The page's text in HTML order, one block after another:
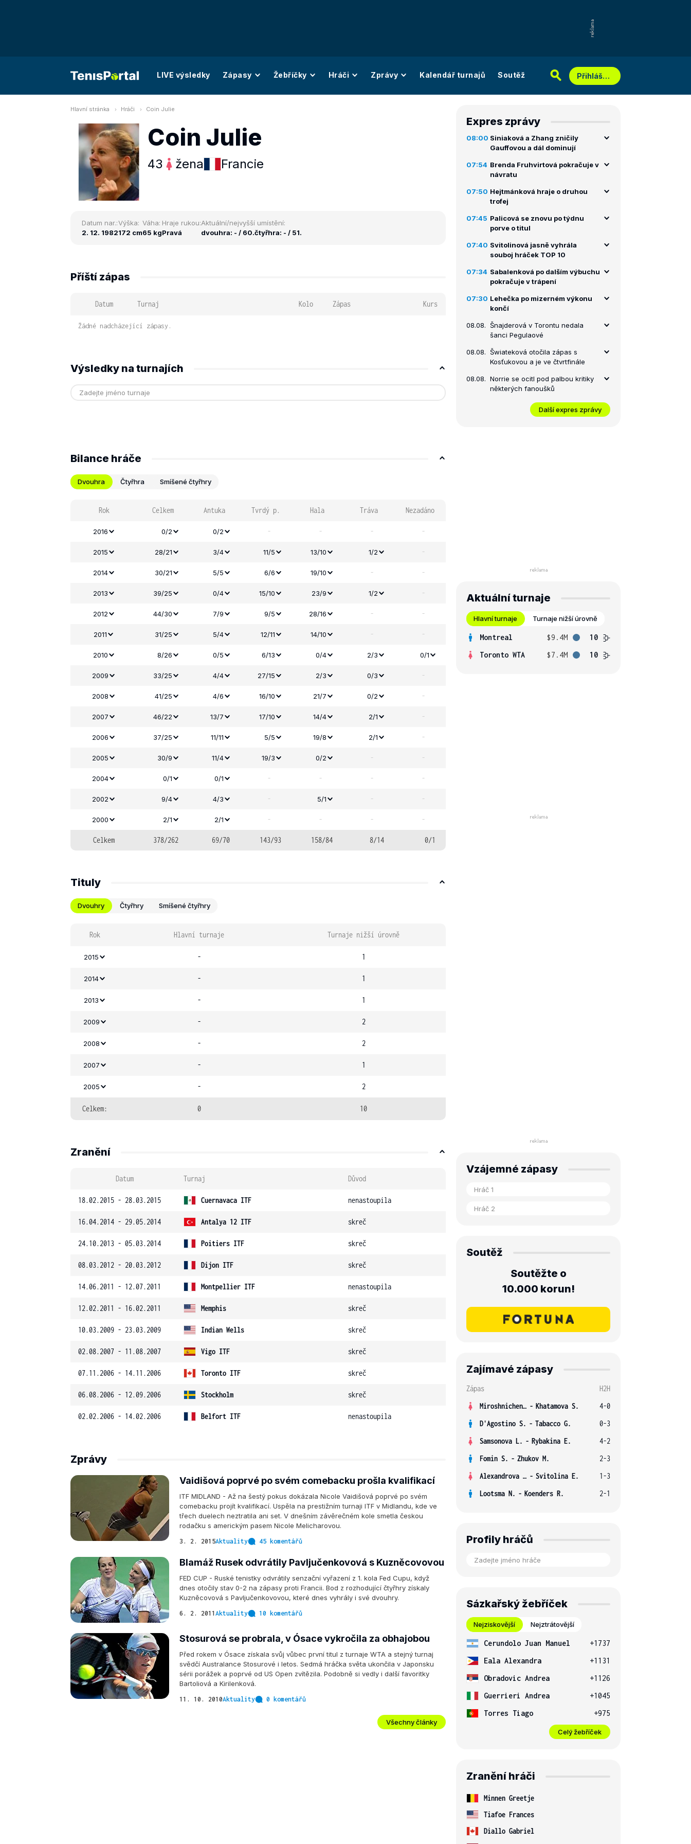
LIVE výsledky Zápasy Žebříčky Hráči Zprávy Kalendář turnajů Soutěž Přihlášení
Hlavní stránka Hráči Coin Julie
Coin Julie
43 žena Francie
Datum nar.:
2. 12. 1982
Výška:
172 cm
Váha:
65 kg
Hraje rukou:
Pravá
Aktuální/nejvyšší umístění:
dvouhra: - / 60.čtyřhra: - / 51.
Příští zápas
Datum Turnaj Kolo Zápas Kurs
Žádné nadcházející zápasy.
Výsledky na turnajích
Bilance hráče
Dvouhra Čtyřhra Smíšené čtyřhry
Rok Celkem Antuka Tvrdý p. Hala Tráva Nezadáno
2016 0/2 0/2 - - - -
2015 28/21 3/4 11/5 13/10 1/2 -
2014 30/21 5/5 6/6 19/10 - -
2013 39/25 0/4 15/10 23/9 1/2 -
2012 44/30 7/9 9/5 28/16 - -
2011 31/25 5/4 12/11 14/10 - -
2010 8/26 0/5 6/13 0/4 2/3 0/1
2009 33/25 4/4 27/15 2/3 0/3 -
2008 41/25 4/6 16/10 21/7 0/2 -
2007 46/22 13/7 17/10 14/4 2/1 -
2006 37/25 11/11 5/5 19/8 2/1 -
2005 30/9 11/4 19/3 0/2 - -
2004 0/1 0/1 - - - -
2002 9/4 4/3 - 5/1 - -
2000 2/1 2/1 - - - -
Celkem 378/262 69/70 143/93 158/84 8/14 0/1
Tituly
Dvouhry Čtyřhry Smíšené čtyřhry
Rok Hlavní turnaje Turnaje nižší úrovně
2015 - 1
2014 - 1
2013 - 1
2009 - 2
2008 - 2
2007 - 1
2005 - 2
Celkem: 0 10
Zranění
Datum Turnaj Důvod
18.02.2015 - 28.03.2015 Cuernavaca ITF nenastoupila
16.04.2014 - 29.05.2014 Antalya 12 ITF skreč
24.10.2013 - 05.03.2014 Poitiers ITF skreč
08.03.2012 - 20.03.2012 Dijon ITF skreč
14.06.2011 - 12.07.2011 Montpellier ITF nenastoupila
12.02.2011 - 16.02.2011 Memphis skreč
10.03.2009 - 23.03.2009 Indian Wells skreč
02.08.2007 - 11.08.2007 Vigo ITF skreč
07.11.2006 - 14.11.2006 Toronto ITF skreč
06.08.2006 - 12.09.2006 Stockholm skreč
02.02.2006 - 14.02.2006 Belfort ITF nenastoupila
Zprávy
Vaidišová poprvé po svém comebacku prošla kvalifikací
ITF MIDLAND - Až na šestý pokus dokázala Nicole Vaidišová poprvé po svém
comebacku projít kvalifikací. Uspěla na prestižním turnaji ITF v Midlandu, kde ve
třech duelech neztratila ani set. V dnešním závěrečném kole smetla českou
rodačku s americkým pasem Nicole Melicharovou.
3. 2. 2015Aktuality 45 komentářů
Blamáž Rusek odvrátily Pavljučenkovová s Kuzněcovovou
FED CUP - Ruské tenistky odvrátily senzační vyřazení z 1. kola Fed Cupu, když
dnes otočily stav 0-2 na zápasy proti Francii. Bod z rozhodující čtyřhry získaly
Kuzněcovová s Pavljučenkovovou, které dnes vyhrály i své dvouhry.
6. 2. 2011Aktuality 10 komentářů
Stosurová se probrala, v Ósace vykročila za obhajobou
Před rokem v Ósace získala svůj vůbec první titul z turnaje WTA a stejný turnaj
svědčí Australance Stosurové i letos. Sedmá hráčka světa ukončila v Japonsku
sérii porážek a poprvé od US Open zvítězila. Podobně si vedly i další favoritky
Bartoliová a Kirilenková.
11. 10. 2010Aktuality 0 komentářů
Všechny články
Expres zprávy
08:00 Siniaková a Zhang zničily
Gauffovou a dál dominují
07:54 Brenda Fruhvirtová pokračuje v
návratu
07:50 Hejtmánková hraje o druhou
trofej
07:45 Palicová se znovu po týdnu
porve o titul
07:40 Svitolinová jasně vyhrála
souboj hráček TOP 10
07:34 Sabalenková po dalším výbuchu
pokračuje v trápení
07:30 Lehečka po mizerném výkonu
končí
08.08. Šnajderová v Torontu nedala
šanci Pegulaové
08.08. Šwiateková otočila zápas s
Kosťukovou a je ve čtvrtfinále
08.08. Norrie se ocitl pod palbou kritiky
některých fanoušků
Další expres zprávy
Aktuální turnaje
Hlavní turnaje Turnaje nižší úrovně
Montreal $9.4M
10
Toronto WTA
$7.4M 10
Vzájemné zápasy
Soutěž
Soutěžte o
10.000 korun!
Zajímavé zápasy
Zápas
H2H
Miroshnichenko V. - Khatamova S.
4-0
D'Agostino S. - Tabacco G.
0-3
Samsonova L. - Rybakina E.
4-2
Fomin S. - Zhukov M.
2-3
Alexandrova E. - Svitolina E.
1-3
Lootsma N. - Koenders R. 2-1
Profily hráčů
Sázkařský žebříček
Nejziskovější Nejztrátovější
Cerundolo Juan Manuel
+1737
Eala Alexandra
+1131
Obradovic Andrea
+1126
Guerrieri Andrea
+1045
Torres Tiago
+975
Celý žebříček
Zranění hráči
Minnen Greetje
Tiafoe Frances
Diallo Gabriel